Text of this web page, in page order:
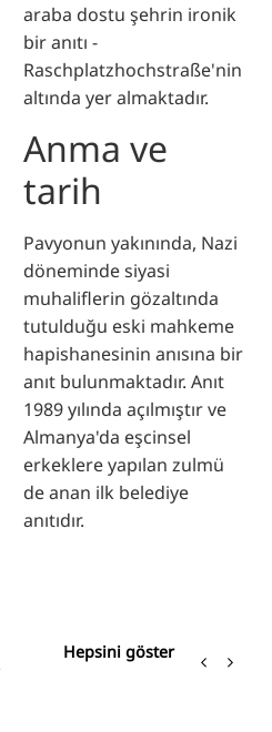
araba dostu şehrin ironik
bir anıtı -
Raschplatzhochstraße'nin
altında yer almaktadır.
Anma ve
tarih
Pavyonun yakınında, Nazi
döneminde siyasi
muhaliflerin gözaltında
tutulduğu eski mahkeme
hapishanesinin anısına bir
anıt bulunmaktadır. Anıt
1989 yılında açılmıştır ve
Almanya'da eşcinsel
erkeklere yapılan zulmü
de anan ilk belediye
anıtıdır.
Hepsini göster